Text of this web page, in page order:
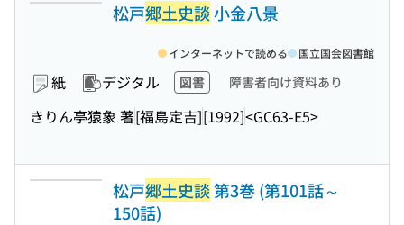
松戸郷土史談小金八景
紙 デジタル 図書 障害者向け資料あり
きりん亭猿象 著[福島定吉][1992]<GC63-E5>
インターネットで読める 国立国会図書館
松戸郷土史談第3巻 (第101話～
150話)